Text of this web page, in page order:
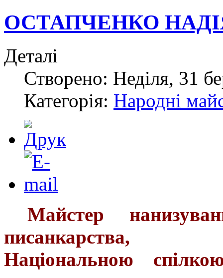
ОСТАПЧЕНКО
Деталі
Створено: Неділя, 31
Категорія: Народні
Майстер
Національною